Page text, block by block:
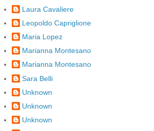
Laura Cavaliere
Leopoldo Capriglione
Maria Lopez
Marianna Montesano
Marianna Montesano
Sara Belli
Unknown
Unknown
Unknown